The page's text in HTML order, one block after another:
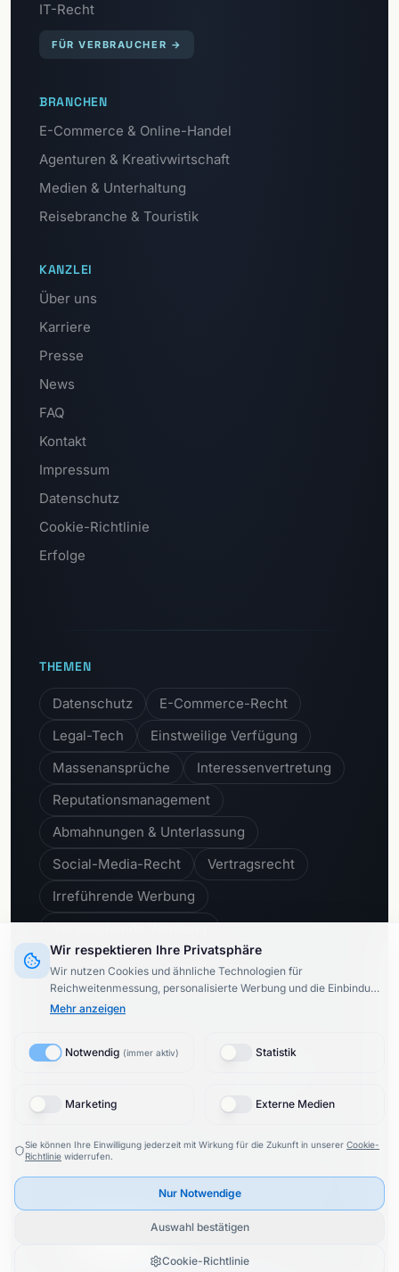
IT-Recht
FÜR VERBRAUCHER →
BRANCHEN
E-Commerce & Online-Handel
Agenturen & Kreativwirtschaft
Medien & Unterhaltung
Reisebranche & Touristik
KANZLEI
Über uns
Karriere
Presse
News
FAQ
Kontakt
Impressum
Datenschutz
Cookie-Richtlinie
Erfolge
THEMEN
Datenschutz
E-Commerce-Recht
Legal-Tech
Einstweilige Verfügung
Massenansprüche
Interessenvertretung
Reputationsmanagement
Abmahnungen & Unterlassung
Social-Media-Recht
Vertragsrecht
Irreführende Werbung
Vergleichende Werbung
Unlautere Geschäftspraktiken
Newsletter abonnieren:
748 Bewertungen empfehlen uns
© 2015–2026 KARIMI.legal Rechtsanwaltsgesellschaft
& Rechtsanwalt Roosbeh Karimi.
vorbehalten.
Wir respektieren Ihre Privatsphäre
Wir nutzen Cookies und ähnliche Technologien für
Reichweitenmessung, personalisierte Werbung und die Einbindung
externer Inhalte (§ 25 TTDSG).
(Drittlandtransfer). Datenschutzerklärung
Mehr anzeigen
Notwendig (immer aktiv) Statistik
Marketing Externe Medien
Sie können Ihre Einwilligung jederzeit mit Wirkung für die Zukunft in unserer Cookie-
Richtlinie widerrufen.
Nur Notwendige
Auswahl bestätigen
Cookie-Richtlinie